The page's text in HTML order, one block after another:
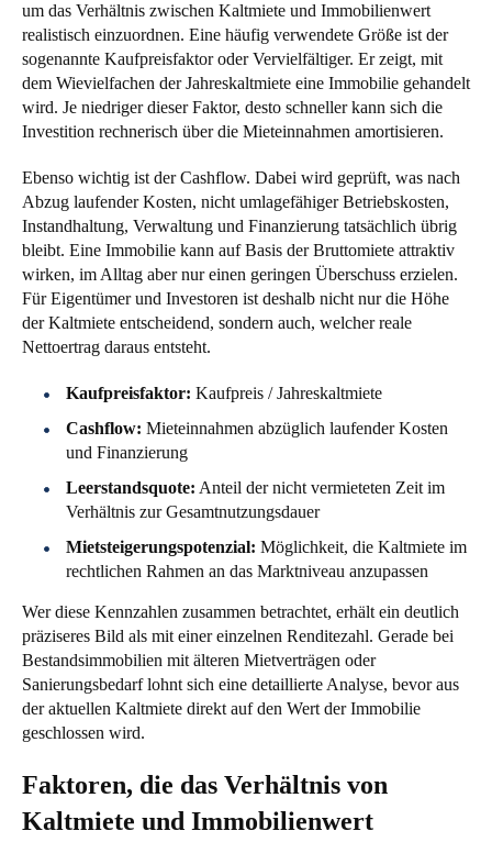
um das Verhältnis zwischen Kaltmiete und Immobilienwert
realistisch einzuordnen. Eine häufig verwendete Größe ist der
sogenannte Kaufpreisfaktor oder Vervielfältiger. Er zeigt, mit
dem Wievielfachen der Jahreskaltmiete eine Immobilie gehandelt
wird. Je niedriger dieser Faktor, desto schneller kann sich die
Investition rechnerisch über die Mieteinnahmen amortisieren.
Ebenso wichtig ist der Cashflow. Dabei wird geprüft, was nach
Abzug laufender Kosten, nicht umlagefähiger Betriebskosten,
Instandhaltung, Verwaltung und Finanzierung tatsächlich übrig
bleibt. Eine Immobilie kann auf Basis der Bruttomiete attraktiv
wirken, im Alltag aber nur einen geringen Überschuss erzielen.
Für Eigentümer und Investoren ist deshalb nicht nur die Höhe
der Kaltmiete entscheidend, sondern auch, welcher reale
Nettoertrag daraus entsteht.
Kaufpreisfaktor: Kaufpreis / Jahreskaltmiete
Cashflow: Mieteinnahmen abzüglich laufender Kosten
und Finanzierung
Leerstandsquote: Anteil der nicht vermieteten Zeit im
Verhältnis zur Gesamtnutzungsdauer
Mietsteigerungspotenzial: Möglichkeit, die Kaltmiete im
rechtlichen Rahmen an das Marktniveau anzupassen
Wer diese Kennzahlen zusammen betrachtet, erhält ein deutlich
präziseres Bild als mit einer einzelnen Renditezahl. Gerade bei
Bestandsimmobilien mit älteren Mietverträgen oder
Sanierungsbedarf lohnt sich eine detaillierte Analyse, bevor aus
der aktuellen Kaltmiete direkt auf den Wert der Immobilie
geschlossen wird.
Faktoren, die das Verhältnis von
Kaltmiete und Immobilienwert